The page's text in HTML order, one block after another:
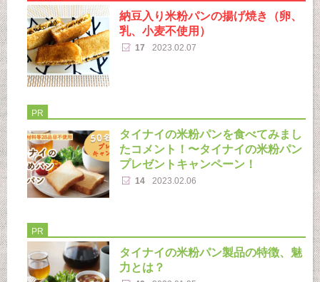
納豆入り米粉パンの揚げ焼き（卵、
乳、小麦不使用）
17 2023.02.07
PR
タイナイの米粉パンを食べてみまし
たコメント！〜タイナイの米粉パン
プレゼントキャンペーン！
14 2023.02.06
PR
タイナイの米粉パン製品の特徴、魅
力とは？